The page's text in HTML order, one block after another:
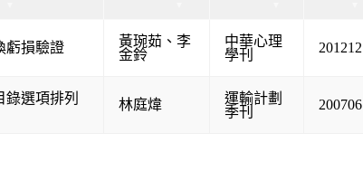
虧損驗證 黃琬茹 、 李
金鈴
中華心理
學刊
201212
選項排列
林庭煒
運輸計劃
季刊
200706